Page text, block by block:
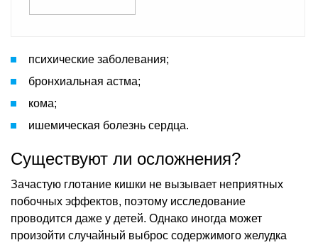
психические заболевания;
бронхиальная астма;
кома;
ишемическая болезнь сердца.
Существуют ли осложнения?
Зачастую глотание кишки не вызывает неприятных
побочных эффектов, поэтому исследование
проводится даже у детей. Однако иногда может
произойти случайный выброс содержимого желудка